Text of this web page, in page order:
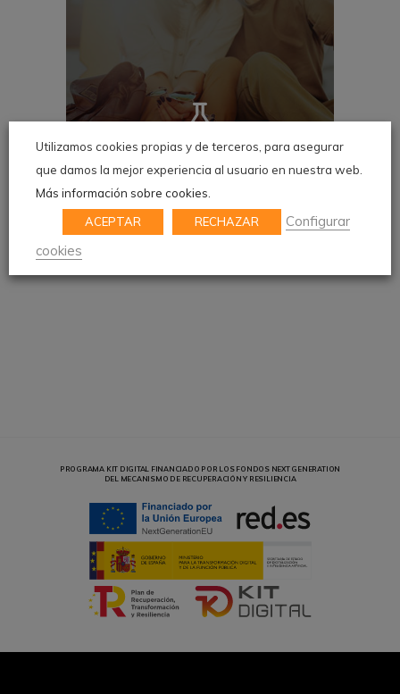
100% FULLY RESPONSIVE
PROGRAMA KIT DIGITAL FINANCIADO POR LOS FONDOS NEXT GENERATION
DEL MECANISMO DE RECUPERACIÓN Y RESILIENCIA
Utilizamos cookies propias y de terceros, para asegurar
que damos la mejor experiencia al usuario en nuestra web.
Más información sobre cookies.
ACEPTAR
RECHAZAR
Configurar
cookies